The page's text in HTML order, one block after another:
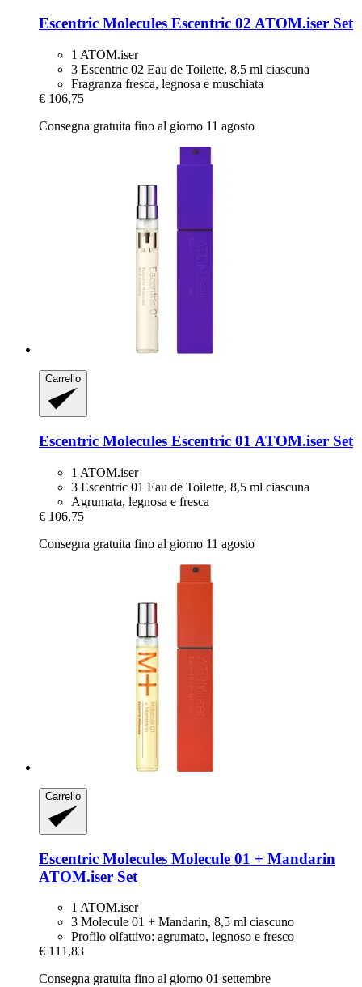
Escentric Molecules Escentric 02 ATOM.iser Set
1 ATOM.iser
3 Escentric 02 Eau de Toilette, 8,5 ml ciascuna
Fragranza fresca, legnosa e muschiata
€ 106,75
Consegna gratuita fino al giorno 11 agosto
Carrello
Escentric Molecules Escentric 01 ATOM.iser Set
1 ATOM.iser
3 Escentric 01 Eau de Toilette, 8,5 ml ciascuna
Agrumata, legnosa e fresca
€ 106,75
Consegna gratuita fino al giorno 11 agosto
Carrello
Escentric Molecules Molecule 01 + Mandarin
ATOM.iser Set
1 ATOM.iser
3 Molecule 01 + Mandarin, 8,5 ml ciascuno
Profilo olfattivo: agrumato, legnoso e fresco
€ 111,83
Consegna gratuita fino al giorno 01 settembre